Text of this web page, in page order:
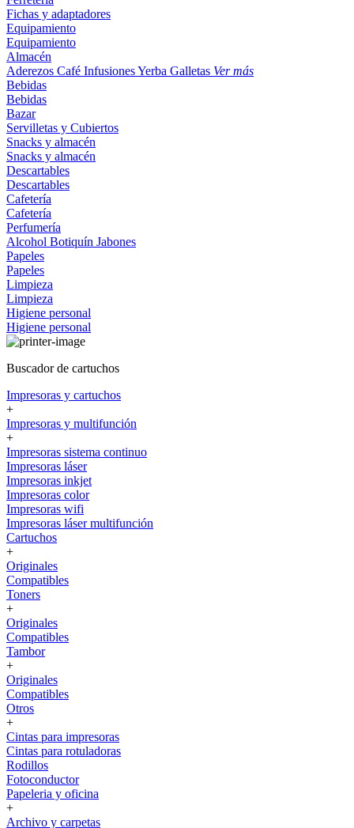
Fichas y adaptadores
Equipamiento
Equipamiento
Almacén
Aderezos Café InfusionesYerba Galletas Ver más
Bebidas
Bebidas
Bazar
Servilletas y Cubiertos
Snacks y almacén
Snacks y almacén
Descartables
Descartables
Cafetería
Cafetería
Perfumería
Alcohol Botiquín Jabones
Papeles
Papeles
Limpieza
Limpieza
Higiene personal
Higiene personal
Buscador de cartuchos
Impresoras y cartuchos
+
Impresoras y multifunción
+
Impresoras sistema continuo
Impresoras láser
Impresoras inkjet
Impresoras color
Impresoras wifi
Impresoras láser multifunción
Cartuchos
+
Originales
Compatibles
Toners
+
Originales
Compatibles
Tambor
+
Originales
Compatibles
Otros
+
Cintas para impresoras
Cintas para rotuladoras
Rodillos
Fotoconductor
Papeleria y oficina
+
Archivo y carpetas